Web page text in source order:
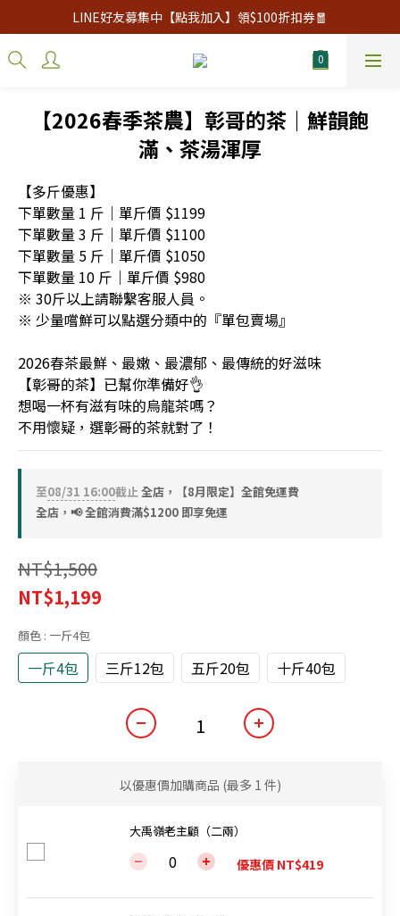
LINE好友募集中【點我加入】領$100折扣券🧧
【2026春季茶農】彰哥的茶｜鮮韻飽
滿、茶湯渾厚
【多斤優惠】
下單數量 1 斤｜單斤價 $1199
下單數量 3 斤｜單斤價 $1100
下單數量 5 斤｜單斤價 $1050
下單數量 10 斤｜單斤價 $980
※ 30斤以上請聯繫客服人員。
※ 少量嚐鮮可以點選分類中的『單包賣場』
2026春茶最鮮、最嫩、最濃郁、最傳統的好滋味
【彰哥的茶】已幫你準備好👌
想喝一杯有滋有味的烏龍茶嗎？
不用懷疑，選彰哥的茶就對了！
至08/31 16:00截止全店，【8月限定】全館免運費
全店，📢 全館消費滿$1200 即享免運
NT$1,500
NT$1,199
顏色 : 一斤4包
一斤4包 三斤12包 五斤20包 十斤40包
以優惠價加購商品 (最多 1 件)
大禹嶺老主顧（二兩）
優惠價 NT$419